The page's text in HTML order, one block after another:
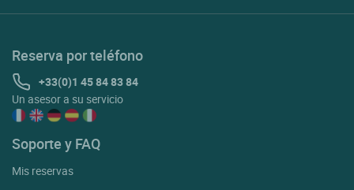
Reserva por teléfono
+33(0)1 45 84 83 84
Un asesor a su servicio
Soporte y FAQ
Mis reservas